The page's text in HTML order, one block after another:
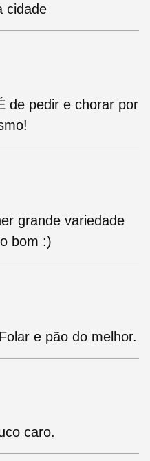
cidade
de pedir e chorar por
grande variedade
bom :)
e pão do melhor.
caro.